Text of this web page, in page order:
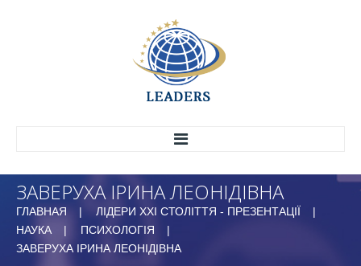
ГОЛОВНА
ПРО НАС
ІСТОРІЯ
ЗАВЕРУХА ІРИНА ЛЕОНІДІВНА
ГЛАВНАЯ
ЛІДЕРИ ХХІ СТОЛІТТЯ - ПРЕЗЕНТАЦІЇ
НАУКА
ПСИХОЛОГІЯ
ЗАВЕРУХА ІРИНА ЛЕОНІДІВНА